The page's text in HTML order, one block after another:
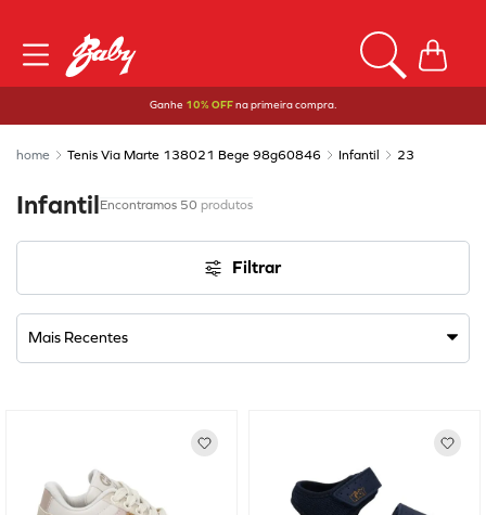
Ganhe 10% OFFna primeira compra.
Tenis Via Marte 138021 Bege 98g60846 Infantil 23
Infantil 50 produtos
Filtrar
Mais Recentes